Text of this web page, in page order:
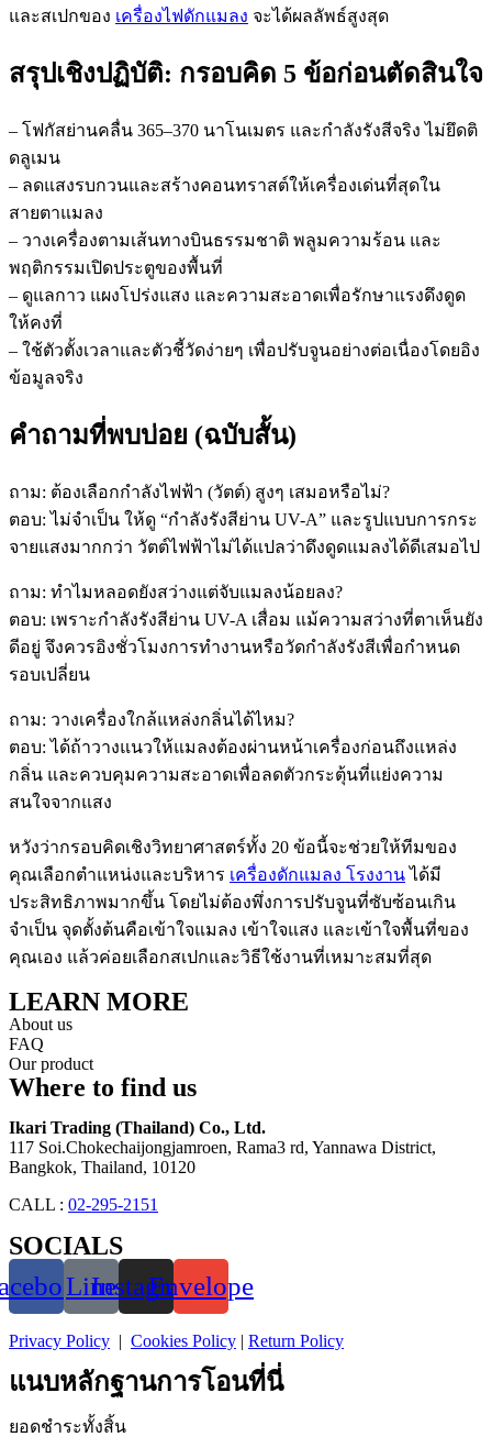
และสเปกของ เครื่องไฟดักแมลง จะได้ผลลัพธ์สูงสุด
สรุปเชิงปฏิบัติ: กรอบคิด 5 ข้อก่อนตัดสินใจ
– โฟกัสย่านคลื่น 365–370 นาโนเมตร และกำลังรังสีจริง ไม่ยึดติ
ดลูเมน
– ลดแสงรบกวนและสร้างคอนทราสต์ให้เครื่องเด่นที่สุดใน
สายตาแมลง
– วางเครื่องตามเส้นทางบินธรรมชาติ พลูมความร้อน และ
พฤติกรรมเปิดประตูของพื้นที่
– ดูแลกาว แผงโปร่งแสง และความสะอาดเพื่อรักษาแรงดึงดูด
ให้คงที่
– ใช้ตัวตั้งเวลาและตัวชี้วัดง่ายๆ เพื่อปรับจูนอย่างต่อเนื่องโดยอิง
ข้อมูลจริง
คำถามที่พบบ่อย (ฉบับสั้น)
ถาม: ต้องเลือกกำลังไฟฟ้า (วัตต์) สูงๆ เสมอหรือไม่?
ตอบ: ไม่จำเป็น ให้ดู “กำลังรังสีย่าน UV-A” และรูปแบบการกระ
จายแสงมากกว่า วัตต์ไฟฟ้าไม่ได้แปลว่าดึงดูดแมลงได้ดีเสมอไป
ถาม: ทำไมหลอดยังสว่างแต่จับแมลงน้อยลง?
ตอบ: เพราะกำลังรังสีย่าน UV-A เสื่อม แม้ความสว่างที่ตาเห็นยัง
ดีอยู่ จึงควรอิงชั่วโมงการทำงานหรือวัดกำลังรังสีเพื่อกำหนด
รอบเปลี่ยน
ถาม: วางเครื่องใกล้แหล่งกลิ่นได้ไหม?
ตอบ: ได้ถ้าวางแนวให้แมลงต้องผ่านหน้าเครื่องก่อนถึงแหล่ง
กลิ่น และควบคุมความสะอาดเพื่อลดตัวกระตุ้นที่แย่งความ
สนใจจากแสง
หวังว่ากรอบคิดเชิงวิทยาศาสตร์ทั้ง 20 ข้อนี้จะช่วยให้ทีมของ
คุณเลือกตำแหน่งและบริหาร เครื่องดักแมลง โรงงานได้มี
ประสิทธิภาพมากขึ้น โดยไม่ต้องพึ่งการปรับจูนที่ซับซ้อนเกิน
จำเป็น จุดตั้งต้นคือเข้าใจแมลง เข้าใจแสง และเข้าใจพื้นที่ของ
คุณเอง แล้วค่อยเลือกสเปกและวิธีใช้งานที่เหมาะสมที่สุด
LEARN MORE
About us
FAQ
Our product
Where to find us
Ikari Trading (Thailand) Co., Ltd.
117 Soi.Chokechaijongjamroen, Rama3 rd, Yannawa District,
Bangkok, Thailand, 10120
CALL : 02-295-2151
SOCIALS
LineInstagramEnvelope
Privacy Policy | Cookies Policy | Return Policy
แนบหลักฐานการโอนที่นี่
ยอดชำระทั้งสิ้น